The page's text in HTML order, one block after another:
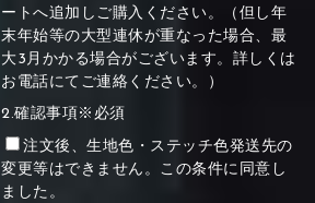
ートへ追加しご購入ください。（但し年
末年始等の大型連休が重なった場合、最
大3月かかる場合がございます。詳しくは
お電話にてご連絡ください。）
2.確認事項※必須
注文後、生地色・ステッチ色発送先の
変更等はできません。この条件に同意し
ました。